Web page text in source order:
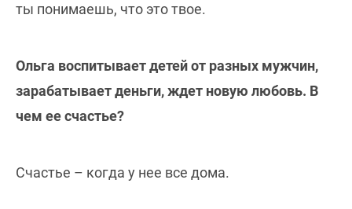
ты понимаешь, что это твое.
Ольга воспитывает детей от разных мужчин,
зарабатывает деньги, ждет новую любовь. В
чем ее счастье?
Счастье – когда у нее все дома.